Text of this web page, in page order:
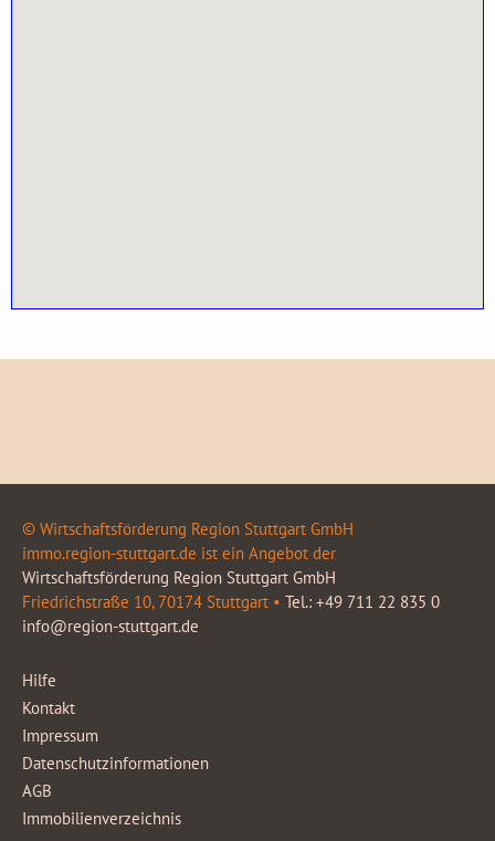
© Wirtschaftsförderung Region Stuttgart GmbH
immo.region-stuttgart.de ist ein Angebot der
Wirtschaftsförderung Region Stuttgart GmbH
Friedrichstraße 10, 70174 Stuttgart • Tel.: +49 711 22 835 0
info@region-stuttgart.de
Hilfe
Kontakt
Impressum
Datenschutzinformationen
AGB
Immobilienverzeichnis